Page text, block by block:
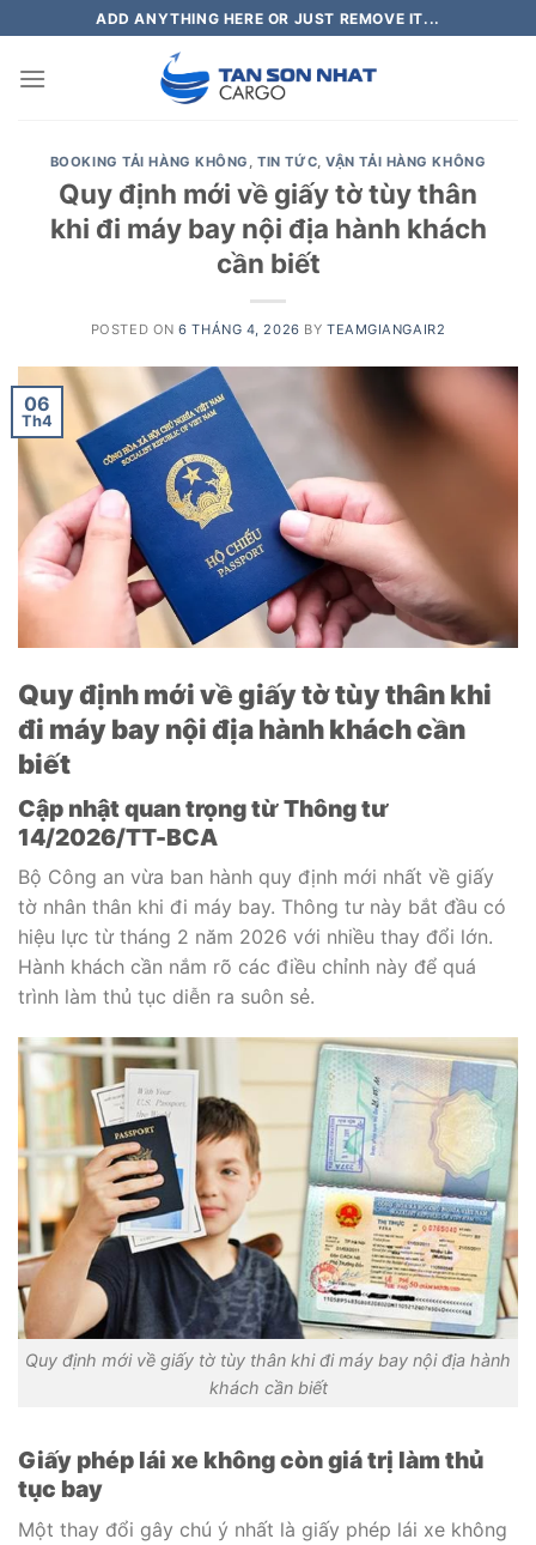
to
content
ADD ANYTHING HERE OR JUST REMOVE IT...
BOOKING TẢI HÀNG KHÔNG ,TIN TỨC,VẬN TẢI HÀNG KHÔNG
Quy định mới về giấy tờ tùy thân
khi đi máy bay nội địa hành khách
cần biết
POSTED ON6 THÁNG 4, 2026 BY TEAMGIANGAIR2
06
Th4
Quy định mới về giấy tờ tùy thân khi
đi máy bay nội địa hành khách cần
biết
Cập nhật quan trọng từ Thông tư
14/2026/TT-BCA
Bộ Công an vừa ban hành quy định mới nhất về giấy
tờ nhân thân khi đi máy bay. Thông tư này bắt đầu có
hiệu lực từ tháng 2 năm 2026 với nhiều thay đổi lớn.
Hành khách cần nắm rõ các điều chỉnh này để quá
trình làm thủ tục diễn ra suôn sẻ.
Quy định mới về giấy tờ tùy thân khi đi máy bay nội địa hành
khách cần biết
Giấy phép lái xe không còn giá trị làm thủ
tục bay
Một thay đổi gây chú ý nhất là giấy phép lái xe không